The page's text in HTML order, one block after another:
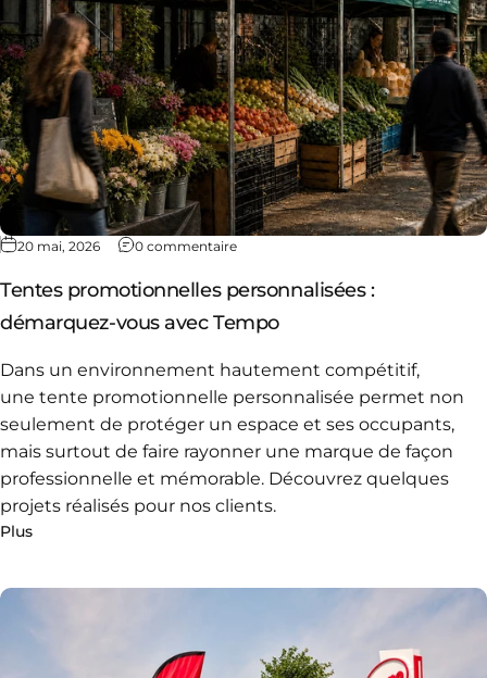
20 mai, 2026 0 commentaire
Tentes promotionnelles personnalisées :
démarquez-vous avec Tempo
Dans un environnement hautement compétitif,
une tente promotionnelle personnalisée permet non
seulement de protéger un espace et ses occupants,
mais surtout de faire rayonner une marque de façon
professionnelle et mémorable. Découvrez quelques
projets réalisés pour nos clients.
Plus